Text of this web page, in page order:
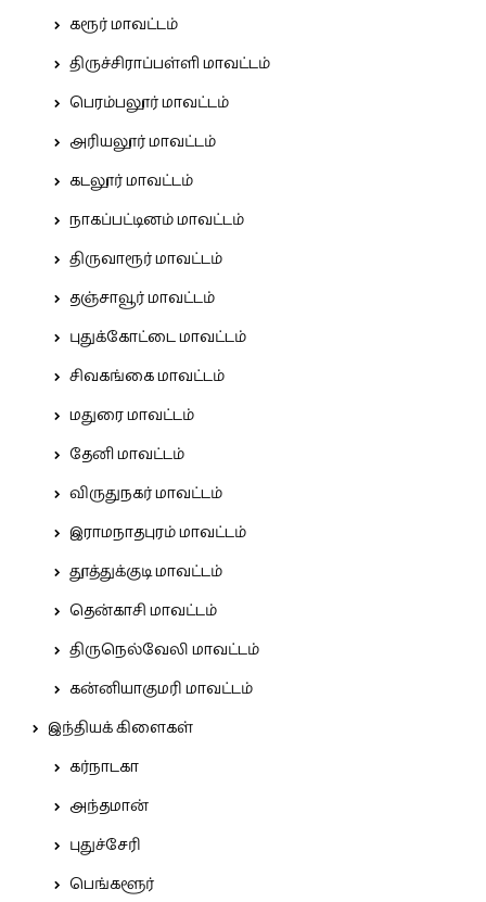
கரூர் மாவட்டம்
திருச்சிராப்பள்ளி மாவட்டம்
பெரம்பலூர் மாவட்டம்
அரியலூர் மாவட்டம்
கடலூர் மாவட்டம்
நாகப்பட்டினம் மாவட்டம்
திருவாரூர் மாவட்டம்
தஞ்சாவூர் மாவட்டம்
புதுக்கோட்டை மாவட்டம்
சிவகங்கை மாவட்டம்
மதுரை மாவட்டம்
தேனி மாவட்டம்
விருதுநகர் மாவட்டம்
இராமநாதபுரம் மாவட்டம்
தூத்துக்குடி மாவட்டம்
தென்காசி மாவட்டம்
திருநெல்வேலி மாவட்டம்
கன்னியாகுமரி மாவட்டம்
இந்தியக் கிளைகள்
கர்நாடகா
அந்தமான்
புதுச்சேரி
பெங்களூர்